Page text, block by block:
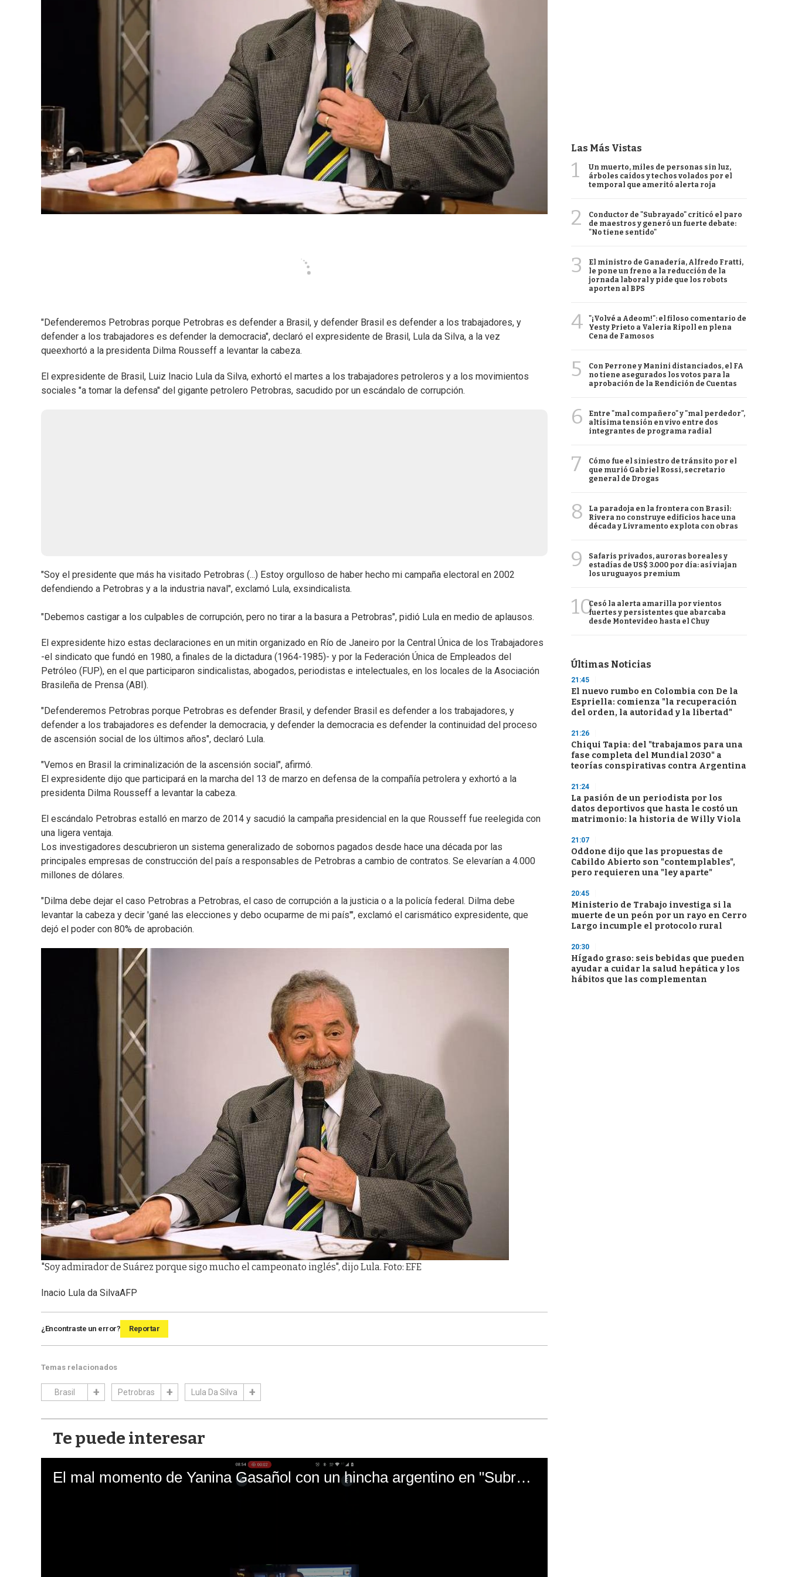
"Defenderemos Petrobras porque Petrobras es defender a Brasil, y defender Brasil es defender a los trabajadores, y
defender a los trabajadores es defender la democracia", declaró el expresidente de Brasil, Lula da Silva, a la vez
queexhortó a la presidenta Dilma Rousseff a levantar la cabeza.
El expresidente de Brasil, Luiz Inacio Lula da Silva, exhortó el martes a los trabajadores petroleros y a los movimientos
sociales "a tomar la defensa" del gigante petrolero Petrobras, sacudido por un escándalo de corrupción.
"Soy el presidente que más ha visitado Petrobras (...) Estoy orgulloso de haber hecho mi campaña electoral en 2002
defendiendo a Petrobras y a la industria naval", exclamó Lula, exsindicalista.
"Debemos castigar a los culpables de corrupción, pero no tirar a la basura a Petrobras", pidió Lula en medio de aplausos.
El expresidente hizo estas declaraciones en un mitin organizado en Río de Janeiro por la Central Única de los Trabajadores
-el sindicato que fundó en 1980, a finales de la dictadura (1964-1985)- y por la Federación Única de Empleados del
Petróleo (FUP), en el que participaron sindicalistas, abogados, periodistas e intelectuales, en los locales de la Asociación
Brasileña de Prensa (ABI).
"Defenderemos Petrobras porque Petrobras es defender Brasil, y defender Brasil es defender a los trabajadores, y
defender a los trabajadores es defender la democracia, y defender la democracia es defender la continuidad del proceso
de ascensión social de los últimos años", declaró Lula.
"Vemos en Brasil la criminalización de la ascensión social", afirmó.
El expresidente dijo que participará en la marcha del 13 de marzo en defensa de la compañía petrolera y exhortó a la
presidenta Dilma Rousseff a levantar la cabeza.
El escándalo Petrobras estalló en marzo de 2014 y sacudió la campaña presidencial en la que Rousseff fue reelegida con
una ligera ventaja.
Los investigadores descubrieron un sistema generalizado de sobornos pagados desde hace una década por las
principales empresas de construcción del país a responsables de Petrobras a cambio de contratos. Se elevarían a 4.000
millones de dólares.
"Dilma debe dejar el caso Petrobras a Petrobras, el caso de corrupción a la justicia o a la policía federal. Dilma debe
levantar la cabeza y decir 'gané las elecciones y debo ocuparme de mi país'", exclamó el carismático expresidente, que
dejó el poder con 80% de aprobación.
"Soy admirador de Suárez porque sigo mucho el campeonato inglés", dijo Lula. Foto: EFE
Inacio Lula da SilvaAFP
¿Encontraste un error? Reportar
Temas relacionados
Brasil Petrobras Lula Da Silva
Te puede interesar
El mal momento de Yanina Gasañol con un hincha argentino en "Subrayado"
Las Más Vistas
1
Un muerto, miles de personas sin luz,
árboles caídos y techos volados por el
temporal que ameritó alerta roja
2
Conductor de "Subrayado" criticó el paro
de maestros y generó un fuerte debate:
"No tiene sentido"
3
El ministro de Ganadería, Alfredo Fratti,
le pone un freno a la reducción de la
jornada laboral y pide que los robots
aporten al BPS
4
"¡Volvé a Adeom!": el filoso comentario de
Yesty Prieto a Valeria Ripoll en plena
Cena de Famosos
5
Con Perrone y Manini distanciados, el FA
no tiene asegurados los votos para la
aprobación de la Rendición de Cuentas
6
Entre "mal compañero" y "mal perdedor",
altísima tensión en vivo entre dos
integrantes de programa radial
7
Cómo fue el siniestro de tránsito por el
que murió Gabriel Rossi, secretario
general de Drogas
8
La paradoja en la frontera con Brasil:
Rivera no construye edificios hace una
década y Livramento explota con obras
9
Safaris privados, auroras boreales y
estadías de US$ 3.000 por día: así viajan
los uruguayos premium
10Cesó la alerta amarilla por vientos
fuertes y persistentes que abarcaba
desde Montevideo hasta el Chuy
Últimas Noticias
21:45
El nuevo rumbo en Colombia con De la
Espriella: comienza "la recuperación
del orden, la autoridad y la libertad"
21:26
Chiqui Tapia: del "trabajamos para una
fase completa del Mundial 2030" a
teorías conspirativas contra Argentina
21:24
La pasión de un periodista por los
datos deportivos que hasta le costó un
matrimonio: la historia de Willy Viola
21:07
Oddone dijo que las propuestas de
Cabildo Abierto son "contemplables",
pero requieren una "ley aparte"
20:45
Ministerio de Trabajo investiga si la
muerte de un peón por un rayo en Cerro
Largo incumple el protocolo rural
20:30
Hígado graso: seis bebidas que pueden
ayudar a cuidar la salud hepática y los
hábitos que las complementan